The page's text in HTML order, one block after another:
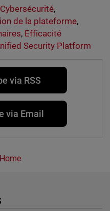
,
de la plateforme,
, Efficacité
Security Platform
via RSS
via Email